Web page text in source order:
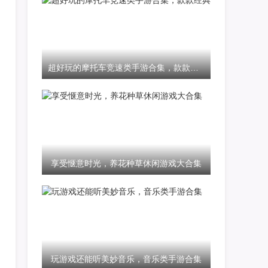
超好玩的摩托车竞速类手游合集，款款经典
享受惬意时光，养花种草休闲游戏大合集
玩游戏还能听美妙音乐，音乐类手游合集